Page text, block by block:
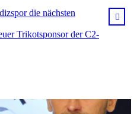
die nächsten
Trikotsponsor der C2-